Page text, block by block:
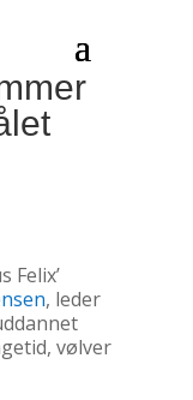
Felix’
, leder
vølver